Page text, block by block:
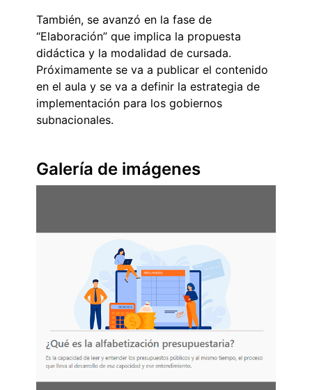
También, se avanzó en la fase de
“Elaboración” que implica la propuesta
didáctica y la modalidad de cursada.
Próximamente se va a publicar el contenido
en el aula y se va a definir la estrategia de
implementación para los gobiernos
subnacionales.
Galería de imágenes